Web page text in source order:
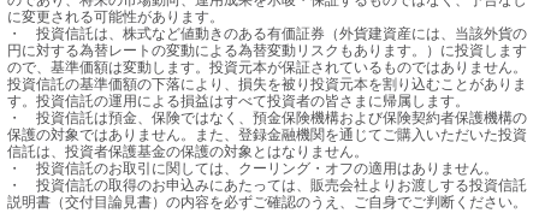
に変更される可能性があります。
・	投資信託は、株式など値動きのある有価証券（外貨建資産には、当該外貨の
円に対する為替レートの変動による為替変動リスクもあります。）に投資します
ので、基準価額は変動します。投資元本が保証されているものではありません。
投資信託の基準価額の下落により、損失を被り投資元本を割り込むことがありま
す。投資信託の運用による損益はすべて投資者の皆さまに帰属します。
・	投資信託は預金、保険ではなく、預金保険機構および保険契約者保護機構の
保護の対象ではありません。また、登録金融機関を通じてご購入いただいた投資
信託は、投資者保護基金の保護の対象とはなりません。
・	投資信託のお取引に関しては、クーリング・オフの適用はありません。
・	投資信託の取得のお申込みにあたっては、販売会社よりお渡しする投資信託
説明書（交付目論見書）の内容を必ずご確認のうえ、ご自身でご判断ください。